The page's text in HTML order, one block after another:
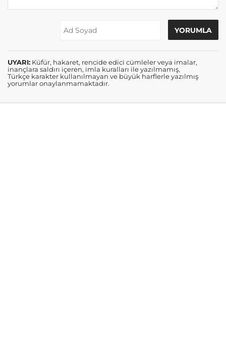
UYARI: Küfür, hakaret, rencide edici cümleler veya imalar,
inançlara saldırı içeren, imla kuralları ile yazılmamış,
Türkçe karakter kullanılmayan ve büyük harflerle yazılmış
yorumlar onaylanmamaktadır.